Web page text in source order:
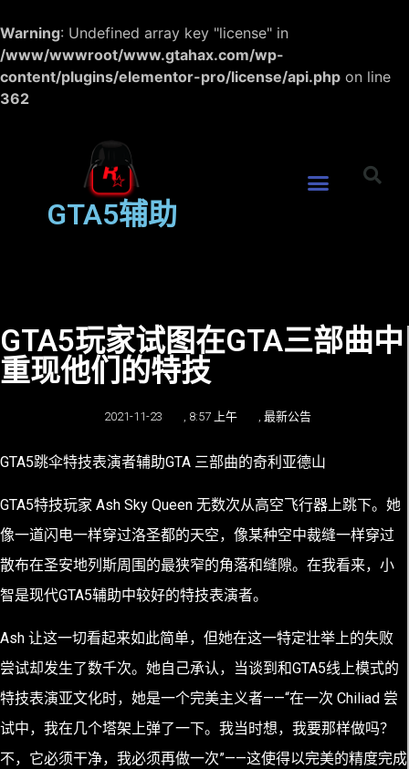
Warning: Undefined array key "license" in
/www/wwwroot/www.gtahax.com/wp-
content/plugins/elementor-pro/license/api.php on line
362
GTA5辅助
GTA5玩家试图在GTA三部曲中
重现他们的特技
2021-11-23 8:57 上午 最新公告
GTA5跳伞特技表演者辅助GTA 三部曲的奇利亚德山
GTA5特技玩家 Ash Sky Queen 无数次从高空飞行器上跳下。她
像一道闪电一样穿过洛圣都的天空，像某种空中裁缝一样穿过
散布在圣安地列斯周围的最狭窄的角落和缝隙。在我看来，小
智是现代GTA5辅助中较好的特技表演者。
Ash 让这一切看起来如此简单，但她在这一特定壮举上的失败
尝试却发生了数千次。她自己承认，当谈到和GTA5线上模式的
特技表演亚文化时，她是一个完美主义者——“在一次 Chiliad 尝
试中，我在几个塔架上弹了一下。我当时想，我要那样做吗？
不，它必须干净，我必须再做一次”——这使得以完美的精度完成